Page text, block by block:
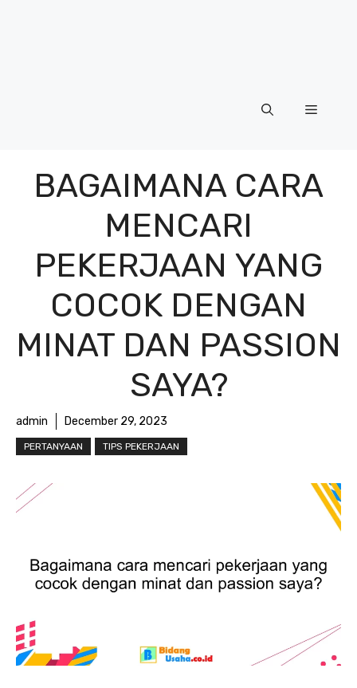
Menu
BAGAIMANA CARA
MENCARI
PEKERJAAN YANG
COCOK DENGAN
MINAT DAN PASSION
SAYA?
admin December 29, 2023
PERTANYAAN TIPS PEKERJAAN